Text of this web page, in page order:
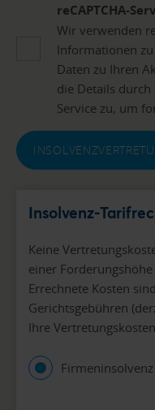
reCAPTCHA-
Wir verwenden
Informationen
Daten zu Ihren
die Details
Service zu, um
Insolvenz-
Keine
einer
Errechnete Kosten
Gerichtsgebühren
Ihre
Firmeninsolvenz